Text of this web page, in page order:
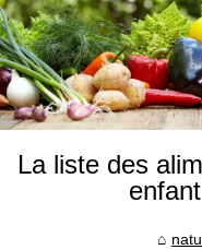
La liste des